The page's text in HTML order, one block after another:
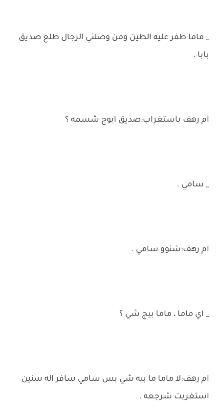
_ ماما طفر عليه الطين ومن وصلني الرجال طلع صديق
بابا .
ام رهف باستغراب:صديق ابوج شسمه ؟
_ سامي .
ام رهف:شنوو سامي .
_ اي ماما ، ماما بيج شي ؟
ام رهف:لا ماما ما بيه شي بس سامي سافر اله سنين
استغربت شرجعه .